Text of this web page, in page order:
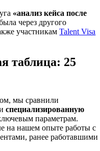
«анализ кейса после
через другого
участникамTalent Visa
таблица: 25
мы сравнили
специализированную
параметрам.
на нашем опыте работы с
ранее работавшими